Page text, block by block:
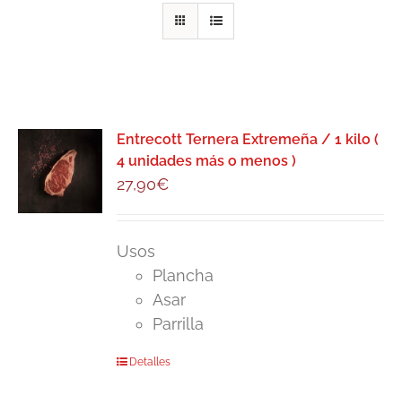
Entrecott Ternera Extremeña / 1 kilo (
4 unidades más o menos )
27,90€
Usos
Plancha
Asar
Parrilla
Detalles